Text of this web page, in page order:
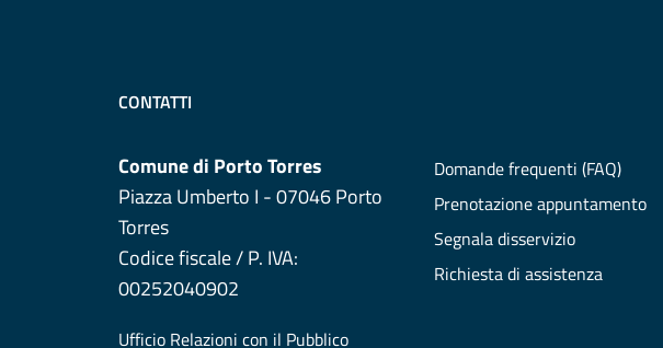
CONTATTI
Comune di Porto Torres
Piazza Umberto I - 07046 Porto
Torres
Codice fiscale / P. IVA:
00252040902
Ufficio Relazioni con il Pubblico
Domande frequenti (FAQ)
Prenotazione appuntamento
Segnala disservizio
Richiesta di assistenza